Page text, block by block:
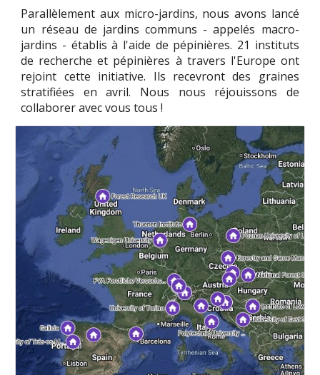
Parallèlement aux micro-jardins, nous avons lancé
un réseau de jardins communs - appelés macro-
jardins - établis à l'aide de pépinières. 21 instituts
de recherche et pépinières à travers l'Europe ont
rejoint cette initiative. Ils recevront des graines
stratifiées en avril. Nous nous réjouissons de
collaborer avec vous tous !